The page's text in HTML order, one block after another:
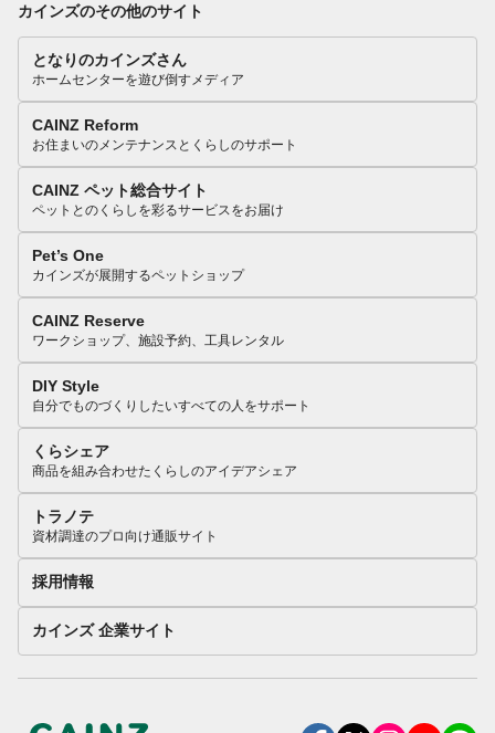
カインズのその他のサイト
となりのカインズさん
ホームセンターを遊び倒すメディア
CAINZ Reform
お住まいのメンテナンスとくらしのサポート
CAINZ ペット総合サイト
ペットとのくらしを彩るサービスをお届け
Pet’s One
カインズが展開するペットショップ
CAINZ Reserve
ワークショップ、施設予約、工具レンタル
DIY Style
自分でものづくりしたいすべての人をサポート
くらシェア
商品を組み合わせたくらしのアイデアシェア
トラノテ
資材調達のプロ向け通販サイト
採用情報
カインズ 企業サイト